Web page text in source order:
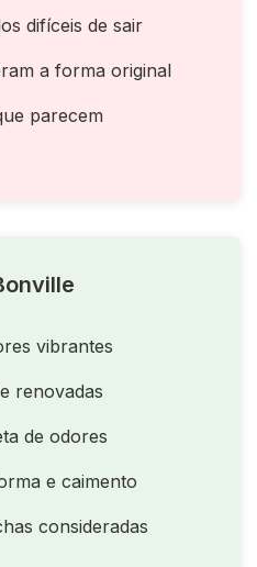
difíceis de sair
a forma original
parecem
vibrantes
renovadas
de odores
e caimento
consideradas